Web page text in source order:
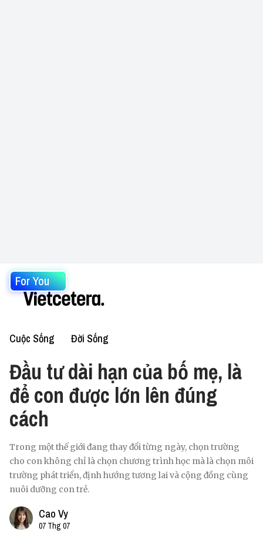
For You
Cuộc Sống Đời Sống
Đầu tư dài hạn của bố mẹ, là
để con được lớn lên đúng
cách
Trong một thế giới đang thay đổi từng ngày, chọn trường
cho con không chỉ là chọn chương trình học mà là chọn môi
trường phát triển, định hướng tương lai và cộng đồng cùng
nuôi dưỡng con trẻ.
Cao Vy
07 Thg 07